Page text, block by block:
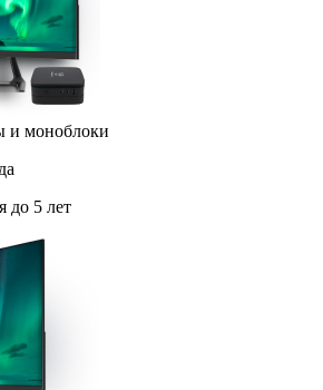
и моноблоки
до 5 лет